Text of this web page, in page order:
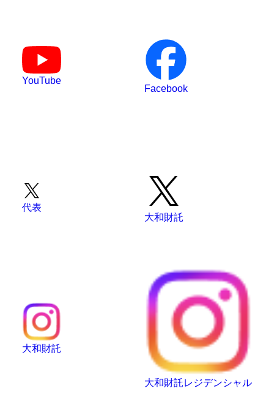
YouTube
Facebook
代表
大和財託
大和財託
大和財託レジデンシャル